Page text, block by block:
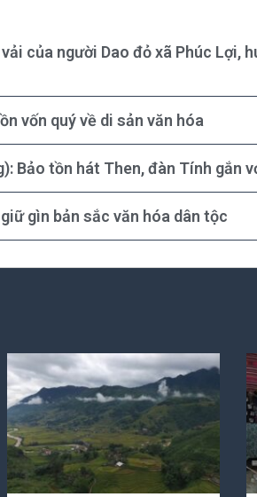
của người Dao đỏ xã Phúc Lợi,
vốn quý về di sản văn hóa
Bảo tồn hát Then, đàn Tính gắn
gìn bản sắc văn hóa dân tộc